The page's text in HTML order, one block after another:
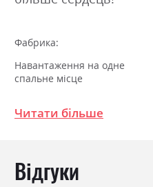
Фабрика:
Навантаження на одне
спальне місце
Спальне місце
Читати більше
Відгуки